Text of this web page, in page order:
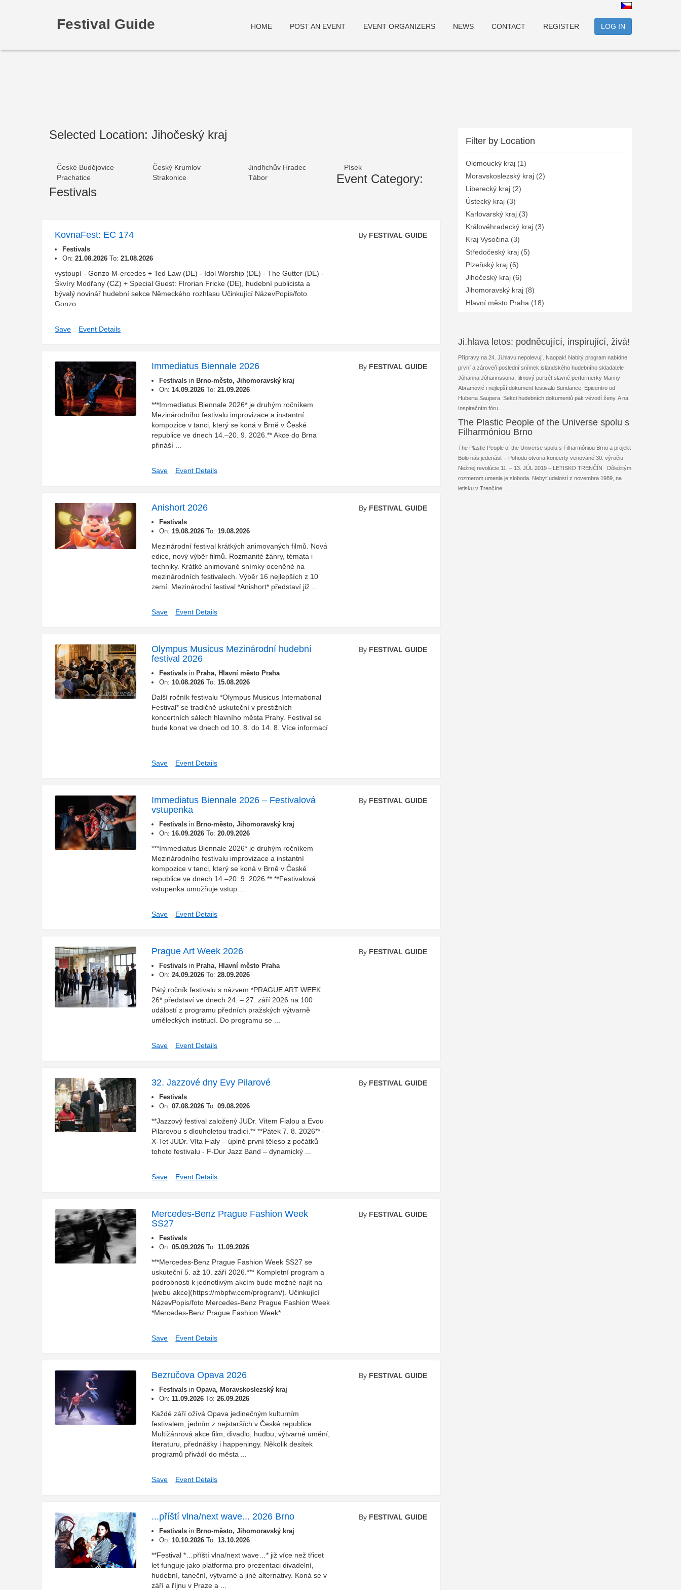
Festival Guide HOME POST AN EVENT EVENT ORGANIZERS NEWS CONTACT REGISTER LOG IN
Selected Location: Jihočeský kraj
České Budějovice Český Krumlov Jindřichův Hradec
Písek
Prachatice
Strakonice Tábor
Event Category:
Festivals
KovnaFest: EC 174
Festivals
On: 21.08.2026 To: 21.08.2026
vystoupí - Gonzo M-ercedes + Ted Law (DE) - Idol Worship (DE) - The Gutter (DE) -
Škvíry Modřany (CZ) + Special Guest: Flrorian Fricke (DE), hudební publicista a
bývalý novinář hudební sekce Německého rozhlasu Učinkující NázevPopis/foto
Gonzo ...
Save Event Details
By FESTIVAL GUIDE
Immediatus Biennale 2026
Festivals in Brno-město, Jihomoravský kraj
On:14.09.2026 To:21.09.2026
***Immediatus Biennale 2026* je druhým ročníkem
Mezinárodního festivalu improvizace a instantní
kompozice v tanci, který se koná v Brně v České
republice ve dnech 14.–20. 9. 2026.** Akce do Brna
přináší ...
Save Event Details
By FESTIVAL GUIDE
Anishort 2026
Festivals
On:19.08.2026 To:19.08.2026
Mezinárodní festival krátkých animovaných filmů. Nová
edice, nový výběr filmů. Rozmanité žánry, témata i
techniky. Krátké animované snímky oceněné na
mezinárodních festivalech. Výběr 16 nejlepších z 10
zemí. Mezinárodní festival *Anishort* představí již ...
Save Event Details
By FESTIVAL GUIDE
Olympus Musicus Mezinárodní hudební
festival 2026
Festivals in Praha, Hlavní město Praha
On:10.08.2026 To:15.08.2026
Další ročník festivalu *Olympus Musicus International
Festival* se tradičně uskuteční v prestižních
koncertních sálech hlavního města Prahy. Festival se
bude konat ve dnech od 10. 8. do 14. 8. Více informací
Save Event Details
By FESTIVAL GUIDE
Immediatus Biennale 2026 – Festivalová
vstupenka
Festivals in Brno-město, Jihomoravský kraj
On:16.09.2026 To:20.09.2026
***Immediatus Biennale 2026* je druhým ročníkem
Mezinárodního festivalu improvizace a instantní
kompozice v tanci, který se koná v Brně v České
republice ve dnech 14.–20. 9. 2026.** **Festivalová
vstupenka umožňuje vstup ...
Save Event Details
By FESTIVAL GUIDE
Prague Art Week 2026
Festivals in Praha, Hlavní město Praha
On:24.09.2026 To:28.09.2026
Pátý ročník festivalu s názvem *PRAGUE ART WEEK
26* představí ve dnech 24. – 27. září 2026 na 100
událostí z programu předních pražských výtvarně
uměleckých institucí. Do programu se ...
Save Event Details
By FESTIVAL GUIDE
32. Jazzové dny Evy Pilarové
Festivals
On:07.08.2026 To:09.08.2026
**Jazzový festival založený JUDr. Vítem Fialou a Evou
Pilarovou s dlouholetou tradicí.** **Pátek 7. 8. 2026** -
X-Tet JUDr. Víta Fialy – úplně první těleso z počátků
tohoto festivalu - F-Dur Jazz Band – dynamický ...
Save Event Details
By FESTIVAL GUIDE
Mercedes-Benz Prague Fashion Week
SS27
Festivals
On:05.09.2026 To:11.09.2026
***Mercedes-Benz Prague Fashion Week SS27 se
uskuteční 5. až 10. září 2026.*** Kompletní program a
podrobnosti k jednotlivým akcím bude možné najít na
[webu akce](https://mbpfw.com/program/). Učinkující
NázevPopis/foto Mercedes-Benz Prague Fashion Week
*Mercedes-Benz Prague Fashion Week* ...
Save Event Details
By FESTIVAL GUIDE
Bezručova Opava 2026
Festivals inOpava, Moravskoslezský kraj
On:11.09.2026 To:26.09.2026
Každé září ožívá Opava jedinečným kulturním
festivalem, jedním z nejstarších v České republice.
Multižánrová akce film, divadlo, hudbu, výtvarné umění,
literaturu, přednášky i happeningy. Několik desítek
programů přivádí do města ...
Save Event Details
By FESTIVAL GUIDE
...příští vlna/next wave... 2026 Brno
Festivals in Brno-město, Jihomoravský kraj
On:10.10.2026 To:13.10.2026
**Festival *…příští vlna/next wave…* již více než třicet
let funguje jako platforma pro prezentaci divadelní,
hudební, taneční, výtvarné a jiné alternativy. Koná se v
září a říjnu v Praze a ...
By FESTIVAL GUIDE
Filter by Location
Olomoucký kraj (1)
Moravskoslezský kraj (2)
Liberecký kraj (2)
Ústecký kraj (3)
Karlovarský kraj (3)
Královéhradecký kraj (3)
Kraj Vysočina (3)
Středočeský kraj (5)
Plzeňský kraj (6)
Jihočeský kraj (6)
Jihomoravský kraj (8)
Hlavní město Praha (18)
Ji.hlava letos: podněcující, inspirující, živá!
Přípravy na 24. Ji.hlavu nepolevují. Naopak! Nabitý program nabídne
první a zároveň poslední snímek islandského hudebního skladatele
Jóhanna Jóhannssona, filmový portrét slavné performerky Mariny
Abramović i nejlepší dokument festivalu Sundance, Epicentro od
Huberta Saupera. Sekci hudebních dokumentů pak vévodí ženy. A na
Inspiračním fóru ...
The Plastic People of the Universe spolu s
Filharmóniou Brno
The Plastic People of the Universe spolu s Filharmóniou Brno a projekt
Bolo nás jedenásť – Pohodu otvoria koncerty venované 30. výročiu
Nežnej revolúcie 11. – 13. JÚL 2019 – LETISKO TRENČÍN Dôležitým
rozmerom umenia je sloboda. Nebyť udalostí z novembra 1989, na
letisku v Trenčíne ...